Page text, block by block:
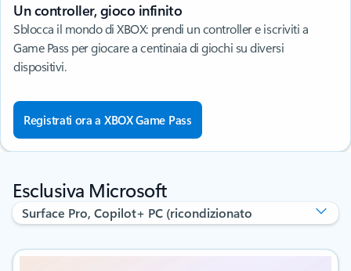
Un controller, gioco infinito
Sblocca il mondo di XBOX: prendi un controller e iscriviti a
Game Pass per giocare a centinaia di giochi su diversi
dispositivi.
Registrati ora a XBOX Game Pass
Esclusiva Microsoft